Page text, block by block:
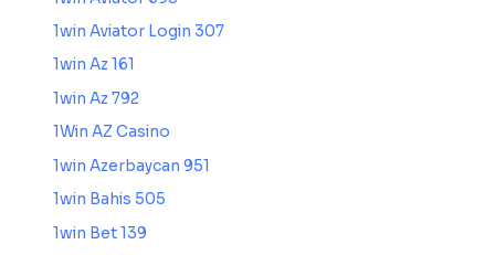
1win Aviator Login 307
1win Az 161
1win Az 792
1Win AZ Casino
1win Azerbaycan 951
1win Bahis 505
1win Bet 139